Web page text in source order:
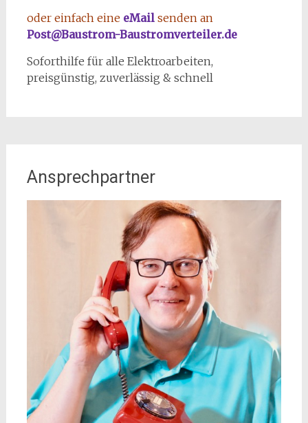
oder einfach eine eMailsenden an
Post@Baustrom-Baustromverteiler.de
Soforthilfe für alle Elektroarbeiten,
preisgünstig, zuverlässig & schnell
Ansprechpartner